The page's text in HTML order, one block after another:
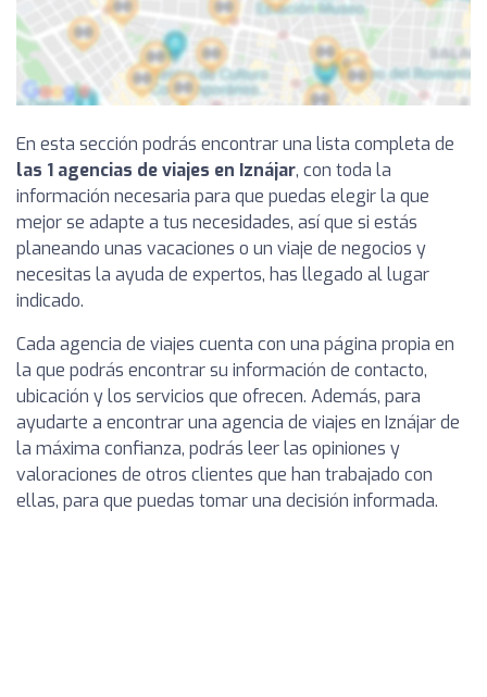
En esta sección podrás encontrar una lista completa de
las 1 agencias de viajes en Iznájar, con toda la
información necesaria para que puedas elegir la que
mejor se adapte a tus necesidades, así que si estás
planeando unas vacaciones o un viaje de negocios y
necesitas la ayuda de expertos, has llegado al lugar
indicado.
Cada agencia de viajes cuenta con una página propia en
la que podrás encontrar su información de contacto,
ubicación y los servicios que ofrecen. Además, para
ayudarte a encontrar una agencia de viajes en Iznájar de
la máxima confianza, podrás leer las opiniones y
valoraciones de otros clientes que han trabajado con
ellas, para que puedas tomar una decisión informada.